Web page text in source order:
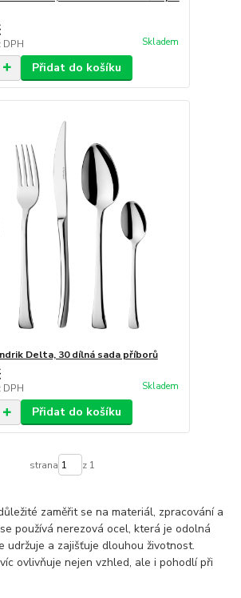
DPH Skladem
Přidat do košíku
Delta, 30 dílná sada příborů
DPH Skladem
Přidat do košíku
strana z 1
zaměřit se na materiál, zpracování a
používá nerezová ocel, která je odolná
udržuje a zajišťuje dlouhou životnost.
ovlivňuje nejen vzhled, ale i pohodlí při